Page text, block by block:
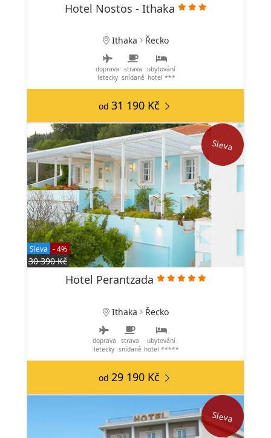
Hotel Nostos - Ithaka
Ithaka Řecko
doprava
letecky
strava
snídaně
ubytování
hotel ***
od 31 190 Kč
Sleva
Sleva - 4%
30 390 Kč
Hotel Perantzada
Ithaka Řecko
doprava
letecky
strava
snídaně
ubytování
hotel *****
od 29 190 Kč
Sleva